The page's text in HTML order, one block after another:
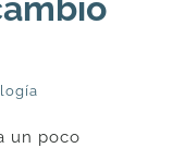
un poco